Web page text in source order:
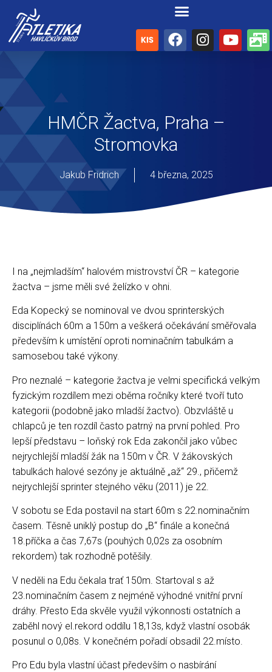
HMČR Žactva, Praha –
Stromovka
Jakub Fridrich 4 března, 2025
I na „nejmladším“ halovém mistrovství ČR – kategorie
žactva – jsme měli své želízko v ohni.
Eda Kopecký se nominoval ve dvou sprinterských
disciplínách 60m a 150m a veškerá očekávání směřovala
především k umístění oproti nominačním tabulkám a
samosebou také výkony.
Pro neznalé – kategorie žactva je velmi specifická velkým
fyzickým rozdílem mezi oběma ročníky které tvoří tuto
kategorii (podobně jako mladší žactvo). Obzvláště u
chlapců je ten rozdíl často patrný na první pohled. Pro
lepší představu – loňský rok Eda zakončil jako vůbec
nejrychlejší mladší žák na 150m v ČR. V žákovských
tabulkách halové sezóny je aktuálně „až“ 29., přičemž
nejrychlejší sprinter stejného věku (2011) je 22.
V sobotu se Eda postavil na start 60m s 22.nominačním
časem. Těsně uniklý postup do „B“ finále a konečná
18.příčka a čas 7,67s (pouhých 0,02s za osobním
rekordem) tak rozhodně potěšily.
V neděli na Edu čekala trať 150m. Startoval s až
23.nominačním časem z nejméně výhodné vnitřní první
dráhy. Přesto Eda skvěle využil výkonnosti ostatních a
zaběhl nový el.rekord oddílu 18,13s, když vlastní osobák
posunul o 0,08s. V konečném pořadí obsadil 22.místo.
Pro Edu byla vlastní účast především o nasbírání